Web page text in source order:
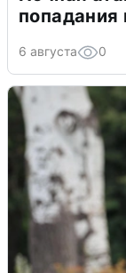
попадания
6 августа 0